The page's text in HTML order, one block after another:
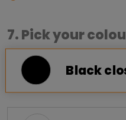
7. Pick your
Black